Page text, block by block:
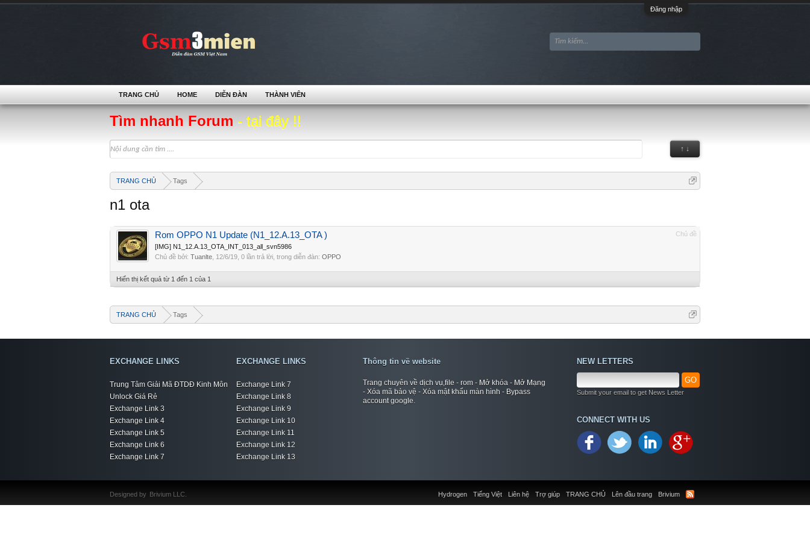
Đăng nhập
Tìm nhanh Forum - tại đây !!
↑ ↓
TRANG CHỦ Tags
n1 ota
Chủ đề
Rom OPPO N1 Update (N1_12.A.13_OTA )
[IMG] N1_12.A.13_OTA_INT_013_all_svn5986
Chủ đề bởi: Tuanlte 12/6/19 , 0 lần trả lời, trong diễn đàn: OPPO
Hiển thị kết quả từ 1 đến 1 của 1
TRANG CHỦ Tags
TRANG CHỦ HOME DIỄN ĐÀN THÀNH VIÊN
EXCHANGE LINKS
Trung Tâm Giải Mã ĐTDĐ Kinh Môn
Unlock Giá Rẻ
Exchange Link 3
Exchange Link 4
Exchange Link 5
Exchange Link 6
Exchange Link 7
EXCHANGE LINKS
Exchange Link 7
Exchange Link 8
Exchange Link 9
Exchange Link 10
Exchange Link 11
Exchange Link 12
Exchange Link 13
Thông tin về website
Trang chuyên về dịch vụ,file - rom - Mở khóa - Mở Mạng
- Xóa mã bảo vệ - Xóa mật khẩu màn hình - Bypass
account google.
NEW LETTERS
GO
Submit your email to get News Letter
CONNECT WITH US
Liên hệ Trợ giúp TRANG CHỦ Lên đầu trang Brivium
Hydrogen Tiếng Việt
Designed by Brivium LLC.